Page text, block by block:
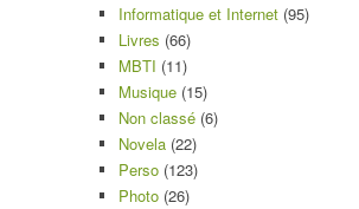
Informatique et Internet (95)
Livres (66)
MBTI (11)
Musique (15)
Non classé (6)
Novela (22)
Perso (123)
Photo (26)